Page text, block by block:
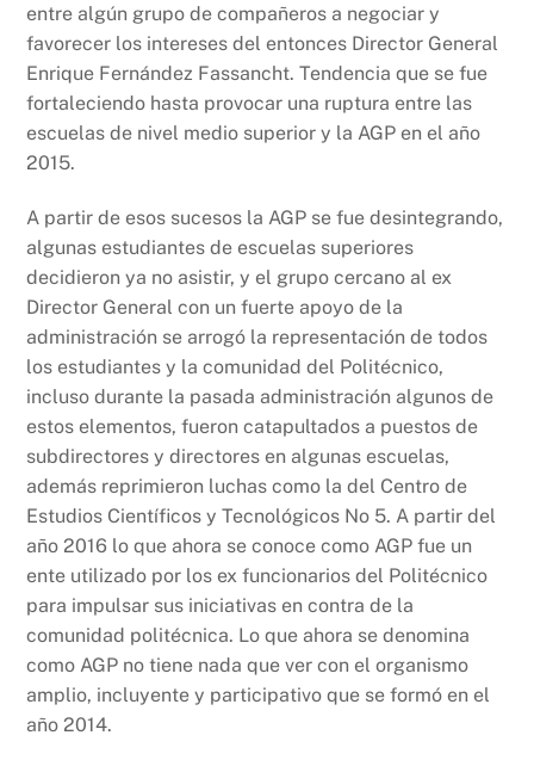
entre algún grupo de compañeros a negociar y
favorecer los intereses del entonces Director General
Enrique Fernández Fassancht. Tendencia que se fue
fortaleciendo hasta provocar una ruptura entre las
escuelas de nivel medio superior y la AGP en el año
2015.
A partir de esos sucesos la AGP se fue desintegrando,
algunas estudiantes de escuelas superiores
decidieron ya no asistir, y el grupo cercano al ex
Director General con un fuerte apoyo de la
administración se arrogó la representación de todos
los estudiantes y la comunidad del Politécnico,
incluso durante la pasada administración algunos de
estos elementos, fueron catapultados a puestos de
subdirectores y directores en algunas escuelas,
además reprimieron luchas como la del Centro de
Estudios Científicos y Tecnológicos No 5. A partir del
año 2016 lo que ahora se conoce como AGP fue un
ente utilizado por los ex funcionarios del Politécnico
para impulsar sus iniciativas en contra de la
comunidad politécnica. Lo que ahora se denomina
como AGP no tiene nada que ver con el organismo
amplio, incluyente y participativo que se formó en el
año 2014.